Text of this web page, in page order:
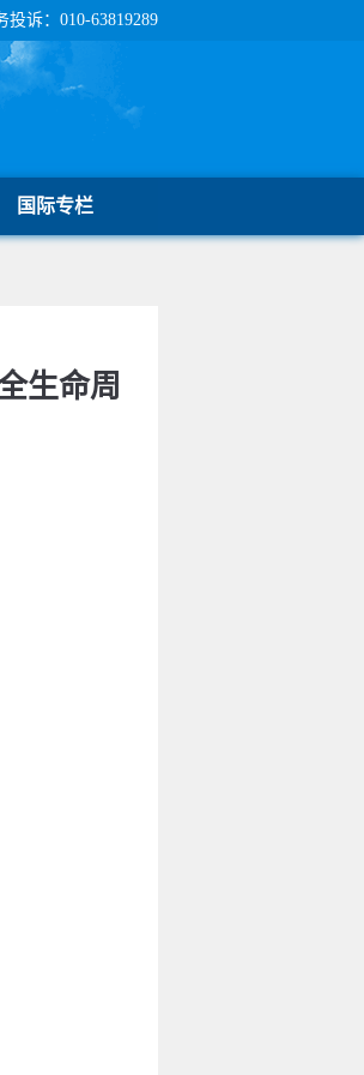
诉：010-63819289
国际专栏
生命周